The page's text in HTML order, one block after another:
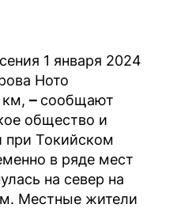
1 января 2024
Ното
км, –сообщают
общество и
при Токийском
в ряде мест
на север на
Местные жители